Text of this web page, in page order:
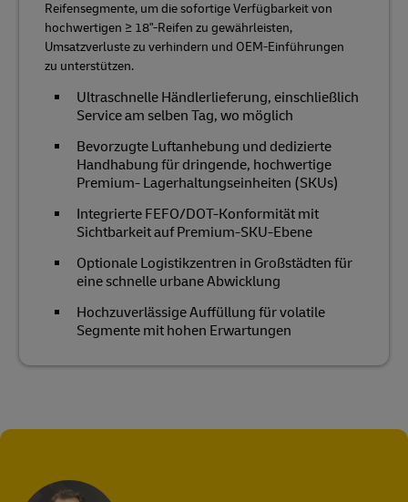
Reifensegmente, um die sofortige Verfügbarkeit von
hochwertigen ≥ 18"-Reifen zu gewährleisten,
Umsatzverluste zu verhindern und OEM-Einführungen
zu unterstützen.
Ultraschnelle Händlerlieferung, einschließlich
Service am selben Tag, wo möglich
Bevorzugte Luftanhebung und dedizierte
Handhabung für dringende, hochwertige
Premium- Lagerhaltungseinheiten (SKUs)
Integrierte FEFO/DOT-Konformität mit
Sichtbarkeit auf Premium-SKU-Ebene
Optionale Logistikzentren in Großstädten für
eine schnelle urbane Abwicklung
Hochzuverlässige Auffüllung für volatile
Segmente mit hohen Erwartungen